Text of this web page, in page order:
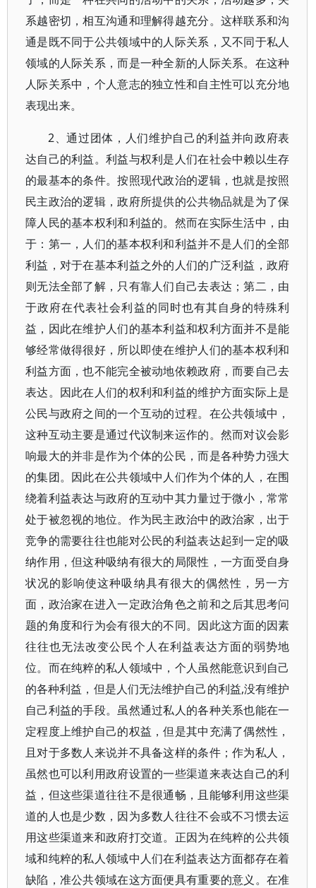
系越密切，相互沟通和理解得越充分。这样联系和沟
通是既不同于公共领域中的人际关系，又不同于私人
领域的人际关系，而是一种全新的人际关系。在这种
人际关系中，个人意志的独立性和自主性可以充分地
表现出来。
2、通过团体，人们维护自己的利益并向政府表
达自己的利益。利益与权利是人们在社会中赖以生存
的最基本的条件。按照现代政治的逻辑，也就是按照
民主政治的逻辑，政府所提供的公共物品就是为了保
障人民的基本权利和利益的。然而在实际生活中，由
于：第一，人们的基本权利和利益并不是人们的全部
利益，对于在基本利益之外的人们的广泛利益，政府
则无法全部了解，只有靠人们自己去表达；第二，由
于政府在代表社会利益的同时也有其自身的特殊利
益，因此在维护人们的基本利益和权利方面并不是能
够经常做得很好，所以即使在维护人们的基本权利和
利益方面，也不能完全被动地依赖政府，而要自己去
表达。因此在人们的权利和利益的维护方面实际上是
公民与政府之间的一个互动的过程。在公共领域中，
这种互动主要是通过代议制来运作的。然而对议会影
响最大的并非是作为个体的公民，而是各种势力强大
的集团。因此在公共领域中人们作为个体的人，在围
绕着利益表达与政府的互动中其力量过于微小，常常
处于被忽视的地位。作为民主政治中的政治家，出于
竞争的需要往往也能对公民的利益表达起到一定的吸
纳作用，但这种吸纳有很大的局限性，一方面受自身
状况的影响使这种吸纳具有很大的偶然性，另一方
面，政治家在进入一定政治角色之前和之后其思考问
题的角度和行为会有很大的不同。因此这方面的因素
往往也无法改变公民个人在利益表达方面的弱势地
位。而在纯粹的私人领域中，个人虽然能意识到自己
的各种利益，但是人们无法维护自己的利益,没有维护
自己利益的手段。虽然通过私人的各种关系也能在一
定程度上维护自己的权益，但是其中充满了偶然性，
且对于多数人来说并不具备这样的条件；作为私人，
虽然也可以利用政府设置的一些渠道来表达自己的利
益，但这些渠道往往不是很通畅，且能够利用这些渠
道的人也是少数，因为多数人往往不会或不习惯去运
用这些渠道来和政府打交道。正因为在纯粹的公共领
域和纯粹的私人领域中人们在利益表达方面都存在着
缺陷，准公共领域在这方面便具有重要的意义。在准